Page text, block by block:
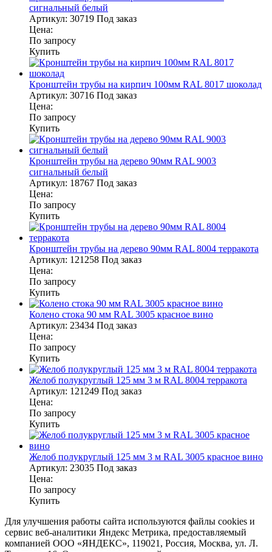
сигнальный белый
Артикул: 30719 Под заказ
Цена:
По запросу
Купить
Кронштейн трубы на кирпич 100мм RAL 8017 шоколад
Артикул: 30716 Под заказ
Цена:
По запросу
Купить
Кронштейн трубы на дерево 90мм RAL 9003
сигнальный белый
Артикул: 18767 Под заказ
Цена:
По запросу
Купить
Кронштейн трубы на дерево 90мм RAL 8004 терракота
Артикул: 121258 Под заказ
Цена:
По запросу
Купить
Колено стока 90 мм RAL 3005 красное вино
Артикул: 23434 Под заказ
Цена:
По запросу
Купить
Желоб полукруглый 125 мм 3 м RAL 8004 терракота
Артикул: 121249 Под заказ
Цена:
По запросу
Купить
Желоб полукруглый 125 мм 3 м RAL 3005 красное вино
Артикул: 23035 Под заказ
Цена:
По запросу
Купить
Для улучшения работы сайта используются файлы cookies и
сервис веб-аналитики Яндекс Метрика, предоставляемый
компанией ООО «ЯНДЕКС», 119021, Россия, Москва, ул. Л.